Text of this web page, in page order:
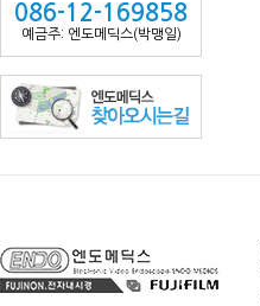
086-12-169858
예금주: 엔도메딕스(박맹일)